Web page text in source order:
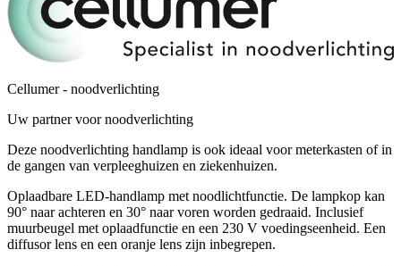
Cellumer - noodverlichting
Uw partner voor noodverlichting
Deze noodverlichting handlamp is ook ideaal voor meterkasten of in
de gangen van verpleeghuizen en ziekenhuizen.
Oplaadbare LED-handlamp met noodlichtfunctie. De lampkop kan
90° naar achteren en 30° naar voren worden gedraaid. Inclusief
muurbeugel met oplaadfunctie en een 230 V voedingseenheid. Een
diffusor lens en een oranje lens zijn inbegrepen.